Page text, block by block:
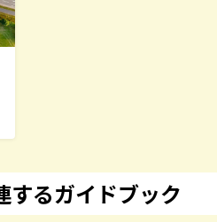
するガイドブック